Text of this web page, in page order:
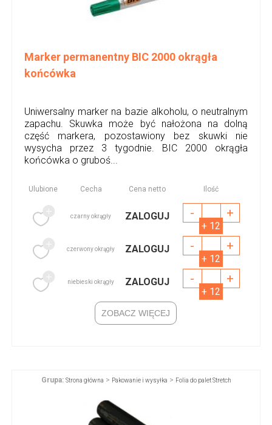
Marker permanentny BIC 2000 okrągła
końcówka
Uniwersalny marker na bazie alkoholu, o neutralnym
zapachu. Skuwka może być nałożona na dolną
część markera, pozostawiony bez skuwki nie
wysycha przez 3 tygodnie. BIC 2000 okrągła
końcówka o gruboś...
Ulubione Cecha Cena netto Ilość
czarny okrągły ZALOGUJ - +
+ 12
czerwony okrągły ZALOGUJ - +
+ 12
niebieski okrągły ZALOGUJ - +
+ 12
ZOBACZ WIĘCEJ
Grupa: Strona główna > Pakowanie i wysyłka > Folia do palet Stretch